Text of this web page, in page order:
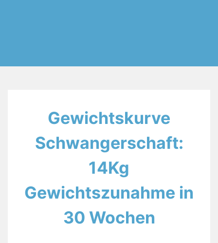
Gewichtskurve
Schwangerschaft:
14Kg
Gewichtszunahme in
30 Wochen